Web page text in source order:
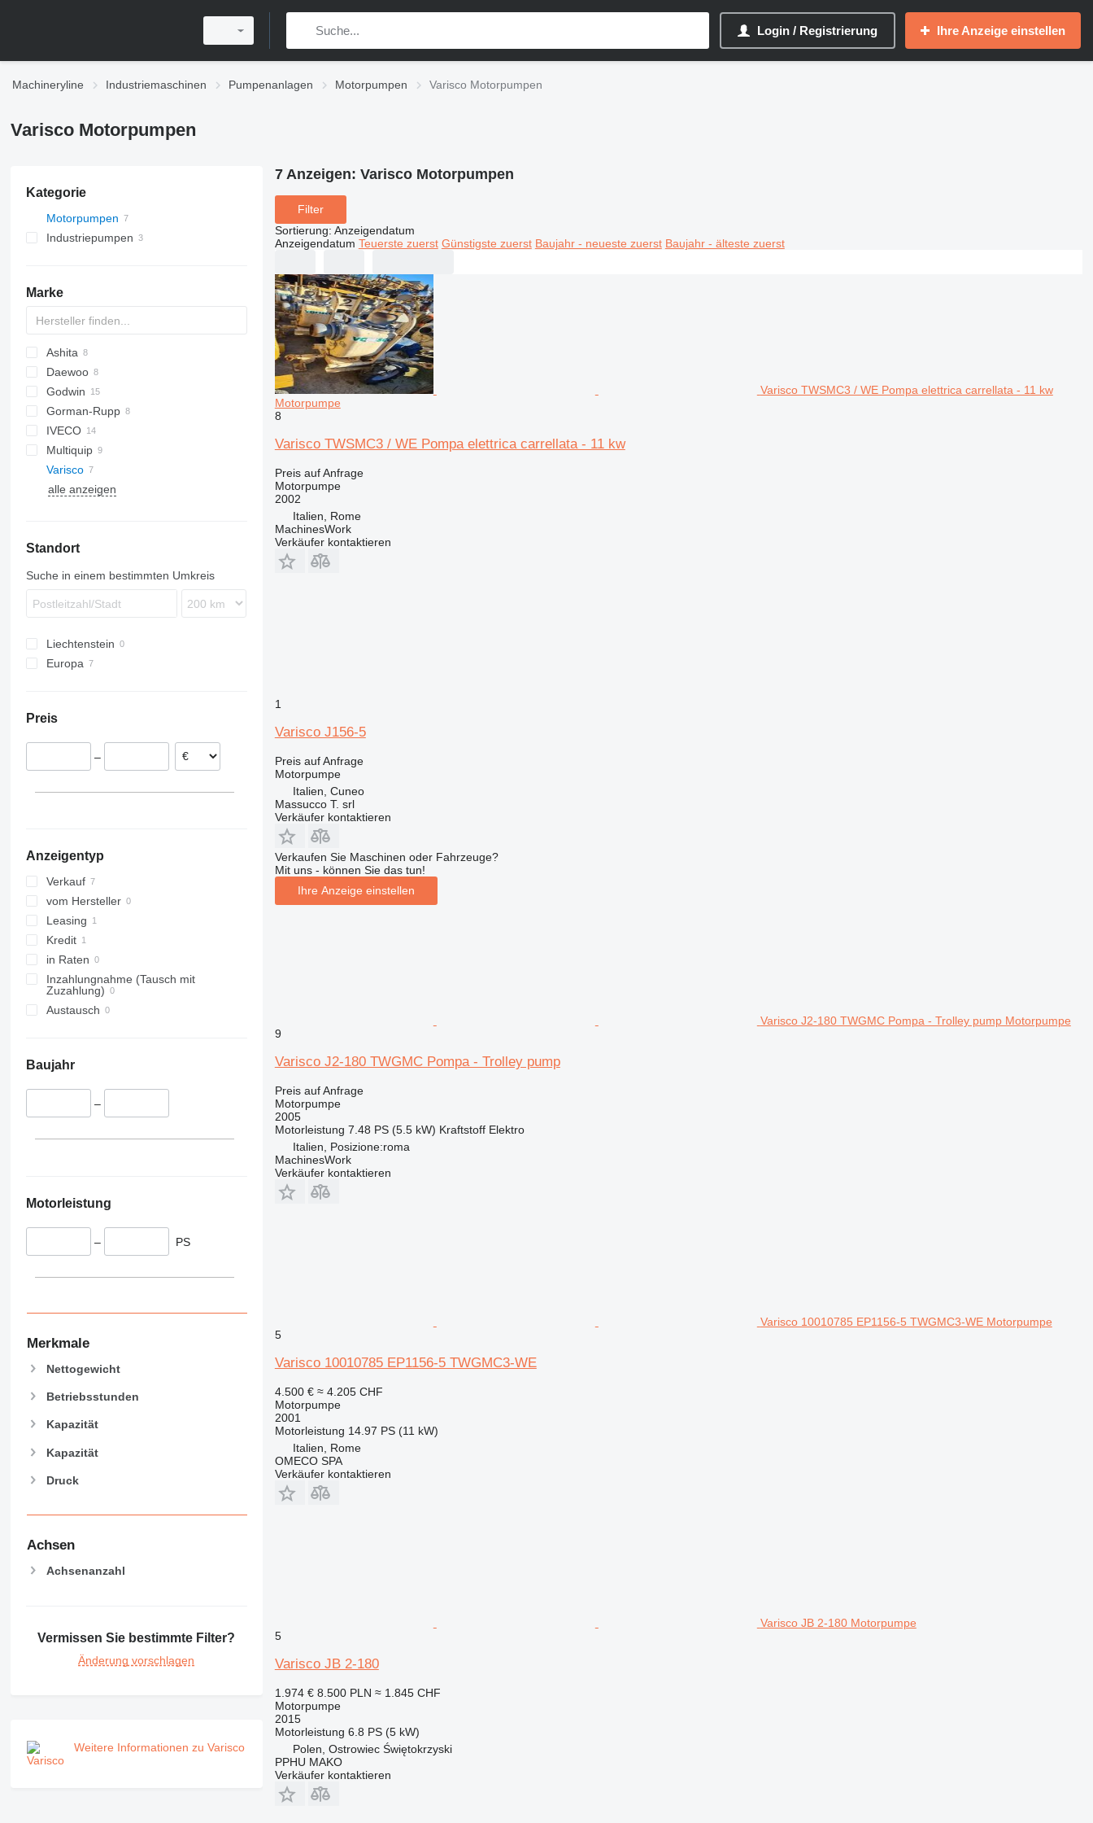
Login / Registrierung Ihre Anzeige einstellen
Machineryline Industriemaschinen Pumpenanlagen Motorpumpen Varisco Motorpumpen
Varisco Motorpumpen
Kategorie
Motorpumpen
Industriepumpen
Marke
Ashita
WEDA
Daewoo
BF
Godwin
Gorman-Rupp
WT
IVECO
TREMO
Multiquip
QP
D-series
Varisco
alle anzeigen
Standort
Suche in einem bestimmten Umkreis
Liechtenstein
Europa
Preis
–
Anzeigentyp
Verkauf
vom Hersteller
Leasing
Kredit
in Raten
Inzahlungnahme (Tausch mit
Zuzahlung)
Austausch
Baujahr
–
Motorleistung
– PS
Merkmale
Nettogewicht
Betriebsstunden
Kapazität
Kapazität
Druck
Achsen
Achsenanzahl
Vermissen Sie bestimmte Filter?
Änderung vorschlagen
Weitere Informationen zu Varisco
7 Anzeigen: Varisco Motorpumpen
Filter
Sortierung: Anzeigendatum
Anzeigendatum Teuerste zuerst Günstigste zuerst Baujahr - neueste zuerst Baujahr - älteste zuerst
Varisco TWSMC3 / WE Pompa elettrica carrellata - 11 kw
Motorpumpe
8
Varisco TWSMC3 / WE Pompa elettrica carrellata - 11 kw
Preis auf Anfrage
Motorpumpe
2002
Italien, Rome
MachinesWork
Verkäufer kontaktieren
1
Varisco J156-5
Preis auf Anfrage
Motorpumpe
Italien, Cuneo
Massucco T. srl
Verkäufer kontaktieren
Verkaufen Sie Maschinen oder Fahrzeuge?
Mit uns - können Sie das tun!
Ihre Anzeige einstellen
Varisco J2-180 TWGMC Pompa - Trolley pump Motorpumpe
9
Varisco J2-180 TWGMC Pompa - Trolley pump
Preis auf Anfrage
Motorpumpe
2005
Motorleistung 7.48 PS (5.5 kW) Kraftstoff Elektro
Italien, Posizione:roma
MachinesWork
Verkäufer kontaktieren
Varisco 10010785 EP1156-5 TWGMC3-WE Motorpumpe
5
Varisco 10010785 EP1156-5 TWGMC3-WE
4.500 € ≈ 4.205 CHF
Motorpumpe
2001
Motorleistung 14.97 PS (11 kW)
Italien, Rome
OMECO SPA
Verkäufer kontaktieren
Varisco JB 2-180 Motorpumpe
5
Varisco JB 2-180
1.974 € 8.500 PLN ≈ 1.845 CHF
Motorpumpe
2015
Motorleistung 6.8 PS (5 kW)
Polen, Ostrowiec Świętokrzyski
PPHU MAKO
Verkäufer kontaktieren